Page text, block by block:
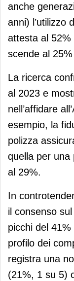
anche
anni) l’utilizzo
attesta al 52%
scende al
La ricerca
al 2023 e
nell’affidare
esempio, la
polizza
quella per una
al 29%.
In
il consenso
picchi del
profilo dei
registra una
(21%, 1 su 5)